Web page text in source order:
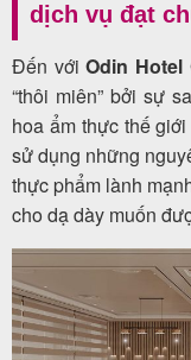
dịch vụ đạt
Đến vớiOdin Hotel
“thôi miên” bởi sự
hoa ẩm thực thế
sửdụng những
thực phẩm lành
cho dạ dày muốn